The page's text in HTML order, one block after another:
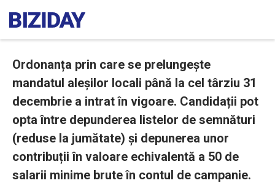
Ordonanța prin care se prelungește
mandatul aleșilor locali până la cel târziu 31
decembrie a intrat în vigoare. Candidații pot
opta între depunderea listelor de semnături
(reduse la jumătate) și depunerea unor
contribuții în valoare echivalentă a 50 de
salarii minime brute în contul de campanie.